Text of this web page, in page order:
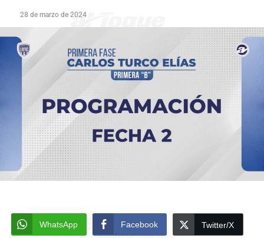
28 de marzo de 2024
WhatsApp Facebook Twitter/X